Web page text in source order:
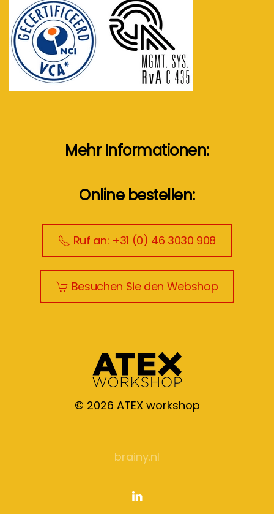
Mehr Informationen:
Online bestellen:
Ruf an: +31 (0) 46 3030 908
Besuchen Sie den Webshop
© 2026 ATEX workshop
brainy.nl